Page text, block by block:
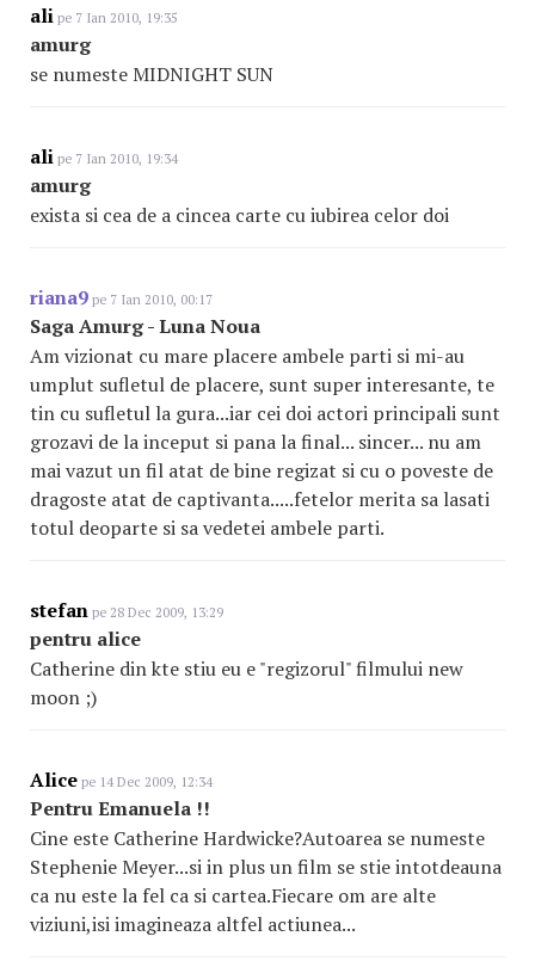
ali pe 7 Ian 2010, 19:35
amurg
se numeste MIDNIGHT SUN
ali pe 7 Ian 2010, 19:34
amurg
exista si cea de a cincea carte cu iubirea celor doi
riana9 pe 7 Ian 2010, 00:17
Saga Amurg - Luna Noua
Am vizionat cu mare placere ambele parti si mi-au
umplut sufletul de placere, sunt super interesante, te
tin cu sufletul la gura...iar cei doi actori principali sunt
grozavi de la inceput si pana la final... sincer... nu am
mai vazut un fil atat de bine regizat si cu o poveste de
dragoste atat de captivanta.....fetelor merita sa lasati
totul deoparte si sa vedetei ambele parti.
stefan pe 28 Dec 2009, 13:29
pentru alice
Catherine din kte stiu eu e "regizorul" filmului new
moon ;)
Alice pe 14 Dec 2009, 12:34
Pentru Emanuela !!
Cine este Catherine Hardwicke?Autoarea se numeste
Stephenie Meyer...si in plus un film se stie intotdeauna
ca nu este la fel ca si cartea.Fiecare om are alte
viziuni,isi imagineaza altfel actiunea...